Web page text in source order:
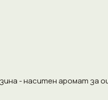
- наситен аромат за